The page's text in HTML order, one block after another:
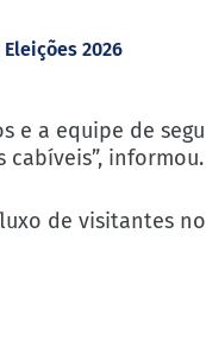
Eleições 2026
e a equipe de
informou.
de visitantes